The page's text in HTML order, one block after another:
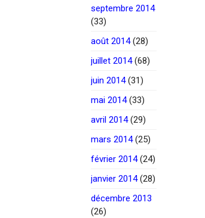
septembre 2014
(33)
août 2014(28)
juillet 2014(68)
juin 2014(31)
mai 2014(33)
avril 2014(29)
mars 2014(25)
février 2014(24)
janvier 2014(28)
décembre 2013
(26)